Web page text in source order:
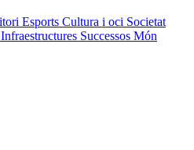
Esports Cultura i oci Societat
Infraestructures Successos Món